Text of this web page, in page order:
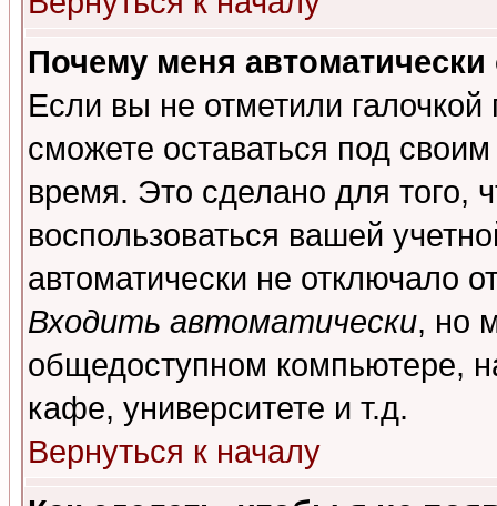
Почему меня автоматически
Если вы не отметили галочкой
сможете оставаться под
время. Это сделано для того,
воспользоваться вашей
автоматически не отключало
Входить автоматически, но
общедоступном компьютере,
кафе, университете и т.д.
Вернуться к началу